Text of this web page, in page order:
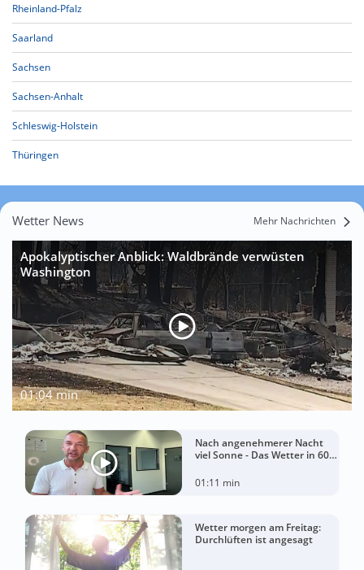
Rheinland-Pfalz
Saarland
Sachsen
Sachsen-Anhalt
Schleswig-Holstein
Thüringen
Wetter News Mehr Nachrichten
Apokalyptischer Anblick: Waldbrände verwüsten
Washington
01:04 min
Nach angenehmerer Nacht
viel Sonne - Das Wetter in 60
01:11 min
Wetter morgen am Freitag:
Durchlüften ist angesagt